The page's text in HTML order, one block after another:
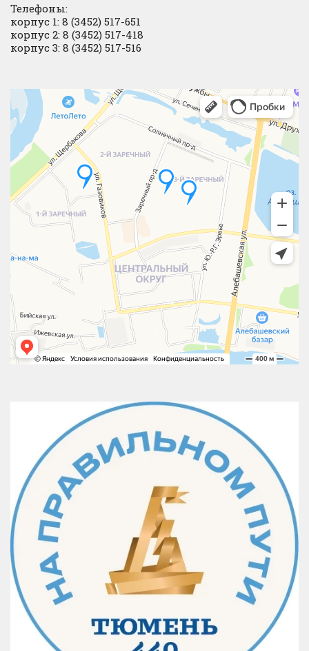
Телефоны:
корпус 1: 8 (3452) 517-651
корпус 2: 8 (3452) 517-418
корпус 3: 8 (3452) 517-516